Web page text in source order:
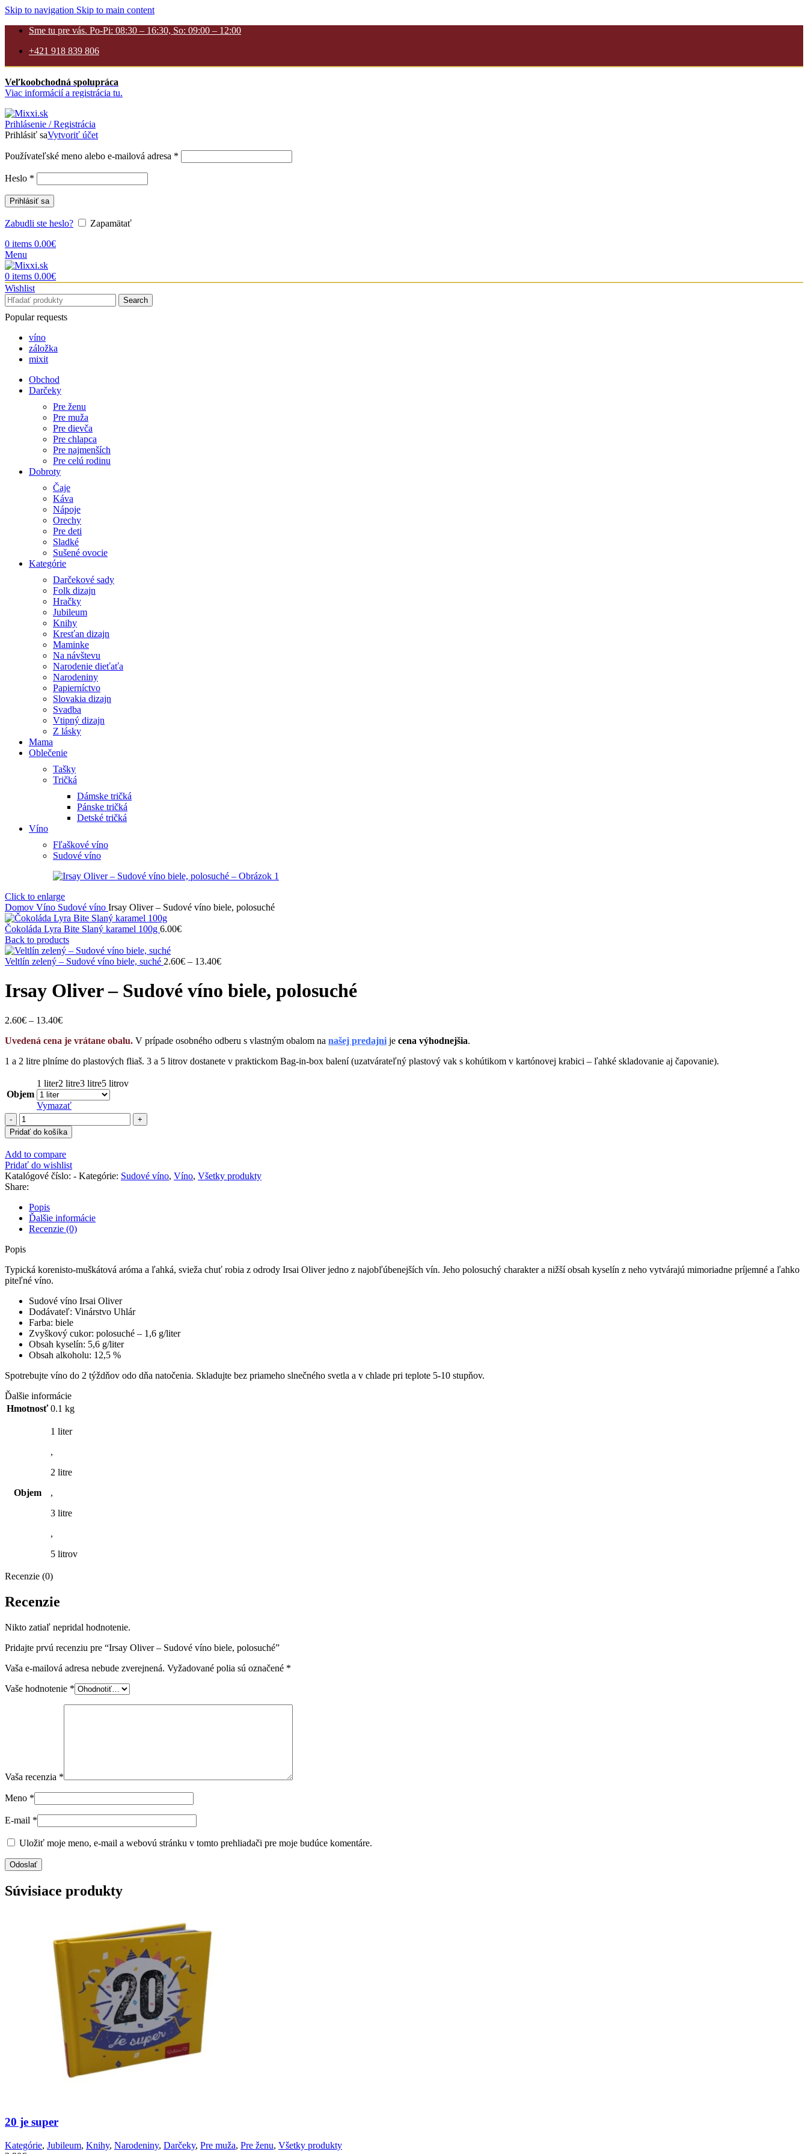
Skip to navigation Skip to main content
Sme tu pre vás. Po-Pi: 08:30 – 16:30, So: 09:00 – 12:00
+421 918 839 806
Veľkoobchodná spolupráca
Viac informácií a registrácia tu.
Prihlásenie / Registrácia
Prihlásiť saVytvoriť účet
Používateľské meno alebo e-mailová adresa *
Heslo *
Prihlásiť sa
Zabudli ste heslo?
Zapamätať
0 items 0.00€
Menu
0 items 0.00€
Wishlist
Search
Popular requests
víno
záložka
mixit
Obchod
Darčeky
Pre ženu
Pre muža
Pre dievča
Pre chlapca
Pre najmenších
Pre celú rodinu
Dobroty
Čaje
Káva
Nápoje
Orechy
Pre deti
Sladké
Sušené ovocie
Kategórie
Darčekové sady
Folk dizajn
Hračky
Jubileum
Knihy
Kresťan dizajn
Maminke
Na návštevu
Narodenie dieťaťa
Narodeniny
Papierníctvo
Slovakia dizajn
Svadba
Vtipný dizajn
Z lásky
Mama
Oblečenie
Tašky
Tričká
Dámske tričká
Pánske tričká
Detské tričká
Víno
Fľaškové víno
Sudové víno
Click to enlarge
Domov Víno Sudové víno Irsay Oliver – Sudové víno biele, polosuché
Čokoláda Lyra Bite Slaný karamel 100g 6.00€
Back to products
Veltlín zelený – Sudové víno biele, suché 2.60€ – 13.40€Price
2.60€
through
Irsay Oliver – Sudové víno biele, polosuché
2.60€ – 13.40€Price
2.60€
13.40€
Uvedená cena je vrátane obalu. V prípade osobného odberu s vlastným obalom na našej predajni je cena výhodnejšia.
1 a 2 litre plníme do plastových fliaš. 3 a 5 litrov dostanete v praktickom Bag-in-box balení (uzatvárateľný plastový vak s kohútikom v kartónovej krabici – ľahké skladovanie aj čapovanie).
Objem
1 liter2 litre3 litre5 litrov
Vymazať
množstvo
Irsay
Oliver
–
Sudové
víno
biele,
polosuché
Pridať do košíka
Add to compare
Pridať do wishlist
Katalógové číslo: - Kategórie: Sudové víno, Víno, Všetky produkty
Share:
Popis
Ďalšie informácie
Recenzie (0)
Popis
Typická korenisto-muškátová aróma a ľahká, svieža chuť robia z odrody Irsai Oliver jedno z najobľúbenejších vín. Jeho polosuchý charakter a nižší obsah kyselín z neho vytvárajú mimoriadne príjemné a ľahko
piteľné víno.
Sudové víno Irsai Oliver
Dodávateľ: Vinárstvo Uhlár
Farba: biele
Zvyškový cukor: polosuché – 1,6 g/liter
Obsah kyselín: 5,6 g/liter
Obsah alkoholu: 12,5 %
Spotrebujte víno do 2 týždňov odo dňa natočenia. Skladujte bez priameho slnečného svetla a v chlade pri teplote 5-10 stupňov.
Ďalšie informácie
Hmotnosť 0.1 kg
Objem
1 liter
,
2 litre
,
3 litre
,
5 litrov
Recenzie (0)
Recenzie
Nikto zatiaľ nepridal hodnotenie.
Pridajte prvú recenziu pre “Irsay Oliver – Sudové víno biele, polosuché”
Vaša e-mailová adresa nebude zverejnená. Vyžadované polia sú označené *
Vaše hodnotenie *
Vaša recenzia *
Meno *
E-mail *
Uložiť moje meno, e-mail a webovú stránku v tomto prehliadači pre moje budúce komentáre.
Súvisiace produkty
20 je super
Kategórie, Jubileum, Knihy, Narodeniny, Darčeky, Pre muža, Pre ženu, Všetky produkty